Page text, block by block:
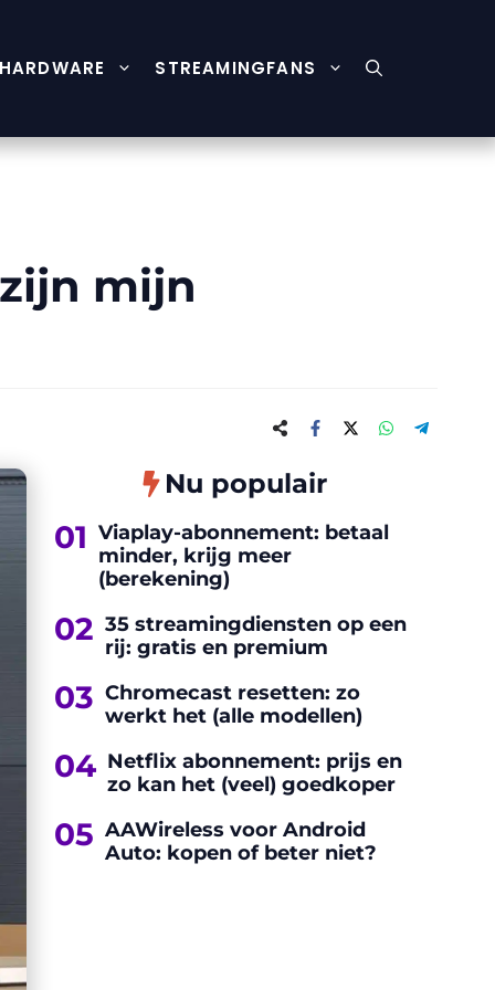
STREAMINGFANS
mijn
Nu populair
01 Viaplay-abonnement: betaal
minder, krijg meer
(berekening)
02 35 streamingdiensten op een
rij: gratis en premium
03 Chromecast resetten: zo
werkt het (alle modellen)
04 Netflix abonnement: prijs en
zo kan het (veel) goedkoper
05 AAWireless voor Android
Auto: kopen of beter niet?